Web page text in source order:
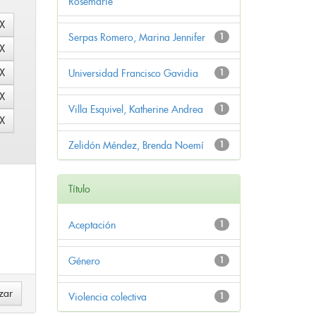
1
Serpas Romero, Marina Jennifer
1
Universidad Francisco Gavidia
1
Villa Esquivel, Katherine Andrea
1
Zelidón Méndez, Brenda Noemí
Título
1
Aceptación
1
Género
1
Violencia colectiva